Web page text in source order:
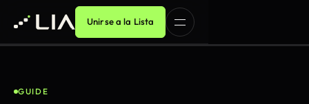
Unirse a la Lista
GUIDE